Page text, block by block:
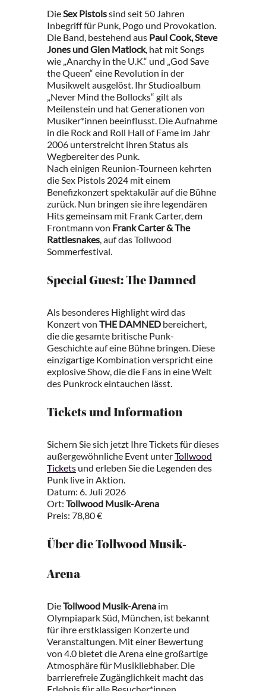
DieSex Pistolssind seit 50 Jahren
Inbegriff für Punk, Pogo und Provokation.
Die Band, bestehend aus Paul Cook, Steve
Jones und Glen Matlock, hat mit Songs
wie „Anarchy in the U.K.“ und „God Save
the Queen“ eine Revolution in der
Musikwelt ausgelöst. Ihr Studioalbum
„Never Mind the Bollocks“ gilt als
Meilenstein und hat Generationen von
Musiker*innen beeinflusst. Die Aufnahme
in die Rock and Roll Hall of Fame im Jahr
2006 unterstreicht ihren Status als
Wegbereiter des Punk.
Nach einigen Reunion-Tourneen kehrten
die Sex Pistols 2024 mit einem
Benefizkonzert spektakulär auf die Bühne
zurück. Nun bringen sie ihre legendären
Hits gemeinsam mit Frank Carter, dem
Frontmann von Frank Carter & The
Rattlesnakes, auf das Tollwood
Sommerfestival.
Special Guest: The Damned
Als besonderes Highlight wird das
Konzert von THE DAMNED bereichert,
die die gesamte britische Punk-
Geschichte auf eine Bühne bringen. Diese
einzigartige Kombination verspricht eine
explosive Show, die die Fans in eine Welt
des Punkrock eintauchen lässt.
Tickets und Information
Sichern Sie sich jetzt Ihre Tickets für dieses
außergewöhnliche Event unterTollwood
Tickets und erleben Sie die Legenden des
Punk live in Aktion.
Datum: 6. Juli 2026
Ort: Tollwood Musik-Arena
Preis: 78,80 €
Über die Tollwood Musik-
Arena
DieTollwood Musik-Arena im
Olympiapark Süd, München, ist bekannt
für ihre erstklassigen Konzerte und
Veranstaltungen. Mit einer Bewertung
von 4.0 bietet die Arena eine großartige
Atmosphäre für Musikliebhaber. Die
barrierefreie Zugänglichkeit macht das